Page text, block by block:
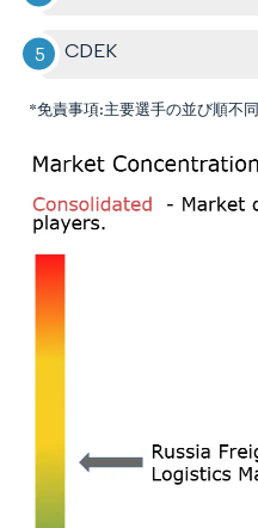
CDEK
*免責事項:主要選手の並び順不同